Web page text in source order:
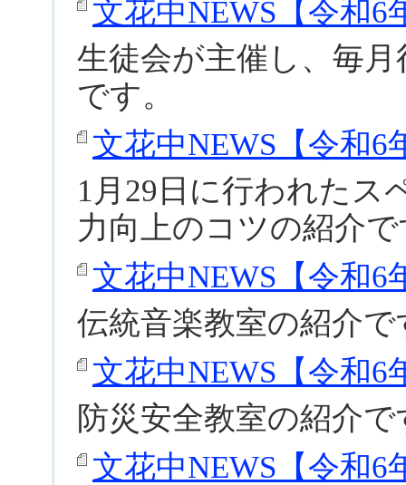
文花中NEWS【令和6
生徒会が主催し、毎
です。
文花中NEWS【令和6
1月29日に行われたス
力向上のコツの紹介
文花中NEWS【令和6
伝統音楽教室の紹介で
文花中NEWS【令和6
防災安全教室の紹介で
文花中NEWS【令和6